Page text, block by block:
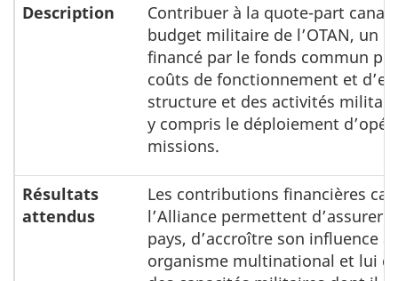
Description
Contribuer à la quote-part
budget militaire de l’OTAN, un
financé par le fonds commun
coûts de fonctionnement et
structure et des activités
y compris le déploiement
missions.
Résultats
attendus
Les contributions financières
l’Alliance permettent d’assurer
pays, d’accroître son influence
organisme multinational et lui